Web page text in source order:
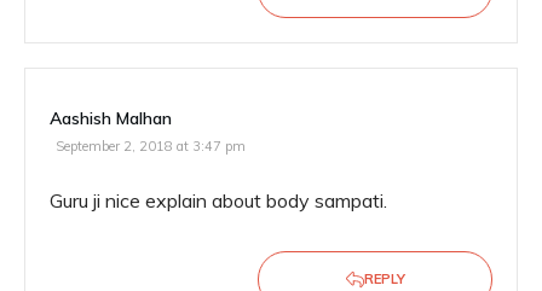
Aashish Malhan
September 2, 2018 at 3:47 pm
Guru ji nice explain about body sampati.
REPLY